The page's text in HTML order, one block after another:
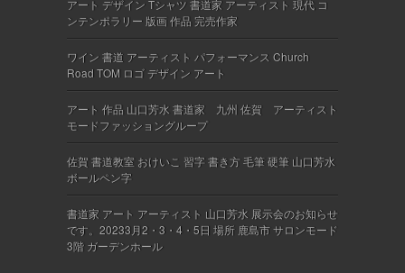
アート デザイン Tシャツ 書道家 アーティスト 現代 コ
ンテンポラリー 版画 作品 完売作家
ワイン 書道 アーティスト パフォーマンス Church
Road TOM ロゴ デザイン アート
アート 作品 山口芳水 書道家 九州 佐賀 アーティスト
モードファッショングループ
佐賀 書道教室 おけいこ 習字 書き方 毛筆 硬筆 山口芳水
ボールペン字
書道家 アート アーティスト 山口芳水 展示会のお知らせ
です。20233月2・3・4・5日 場所 鹿島市 サロンモード
3階 ガーデンホール